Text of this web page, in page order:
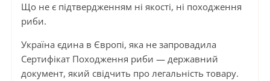
Що не є підтвердженням ні якості, ні походження
риби.
Україна єдина в Європі, яка не запровадила
Сертифікат Походження риби — державний
документ, який свідчить про легальність товару.